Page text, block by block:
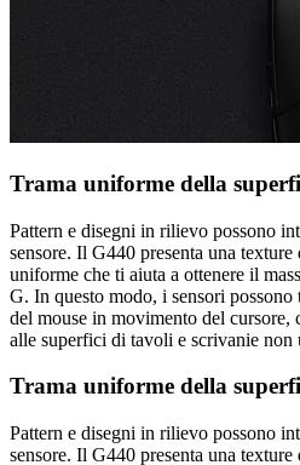
Trama uniforme della
Pattern e disegni in rilievo possono
sensore. Il G440 presenta una
uniforme che ti aiuta a ottenere il
G. In questo modo, i sensori
del mouse in movimento del
alle superfici di tavoli e scrivanie non
Trama uniforme della
Pattern e disegni in rilievo possono
sensore. Il G440 presenta una